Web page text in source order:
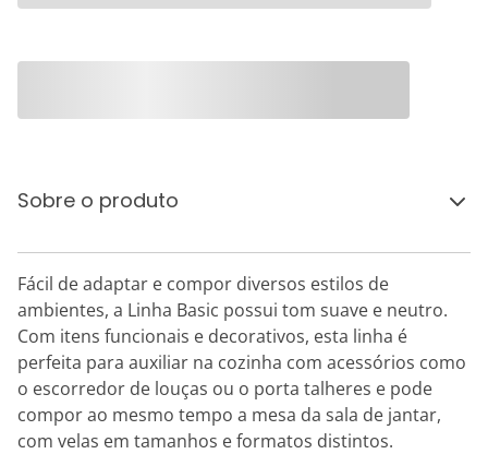
Sobre o produto
Fácil de adaptar e compor diversos estilos de
ambientes, a Linha Basic possui tom suave e neutro.
Com itens funcionais e decorativos, esta linha é
perfeita para auxiliar na cozinha com acessórios como
o escorredor de louças ou o porta talheres e pode
compor ao mesmo tempo a mesa da sala de jantar,
com velas em tamanhos e formatos distintos.